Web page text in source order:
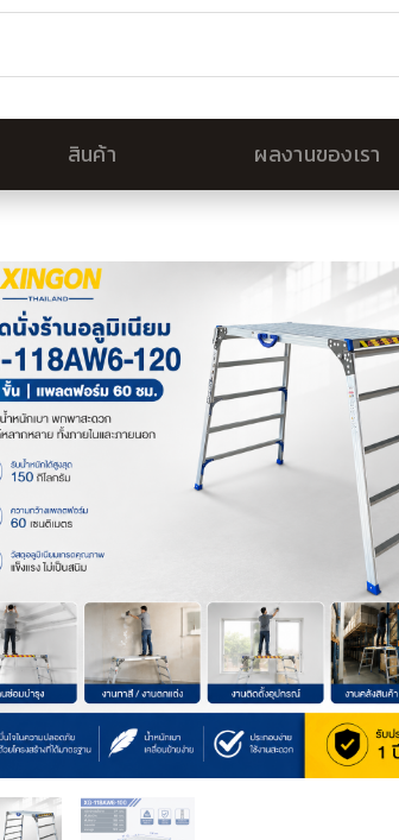
สินค้า ผลงานของเรา